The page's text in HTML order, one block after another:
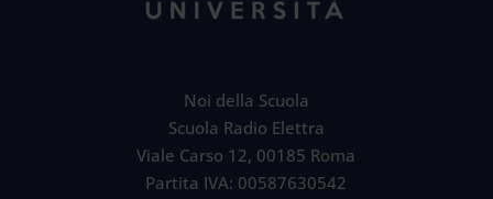
Noi della Scuola
Scuola Radio Elettra
Viale Carso 12, 00185 Roma
Partita IVA: 00587630542